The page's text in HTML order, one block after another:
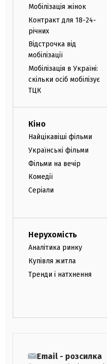
Мобілізація жінок
Контракт для 18-24-
річних
Відстрочка від
мобілізації
Мобілізація в Україні:
скільки осіб мобілізує
ТЦК
Кіно
Найцікавіші фільми
Українські фільми
Фільми на вечір
Комедії
Серіали
Нерухомість
Аналітика ринку
Купівля житла
Тренди і натхнення
Email - розсилка